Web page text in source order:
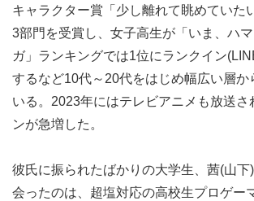
キャラクター賞「少し離れて眺めていた
3部門を受賞し、女子高生が「いま、ハ
ガ」ランキングでは1位にランクイン
するなど10代～20代をはじめ幅広い層か
いる。2023年にはテレビアニメも放送さ
ンが急増した。
彼氏に振られたばかりの大学生、茜(山下
会ったのは、超塩対応の高校生プロゲー